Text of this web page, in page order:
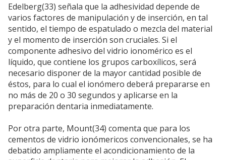
Edelberg(33) señala que la adhesividad depende de
varios factores de manipulación y de inserción, en tal
sentido, el tiempo de espatulado o mezcla del material
y el momento de inserción son cruciales. Si el
componente adhesivo del vidrio ionomérico es el
líquido, que contiene los grupos carboxílicos, será
necesario disponer de la mayor cantidad posible de
éstos, para lo cual el ionómero deberá prepararse en
no más de 20 o 30 segundos y aplicarse en la
preparación dentaria inmediatamente.
Por otra parte, Mount(34) comenta que para los
cementos de vidrio ionómericos convencionales, se ha
debatido ampliamente el acondicionamiento de la